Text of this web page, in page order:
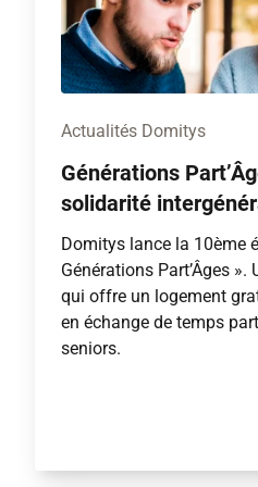
Actualités Domitys
Générations
solidarité
Domitys lance la 10ème
Générations Part’Âges
qui offre un logement
en échange de temps
seniors.